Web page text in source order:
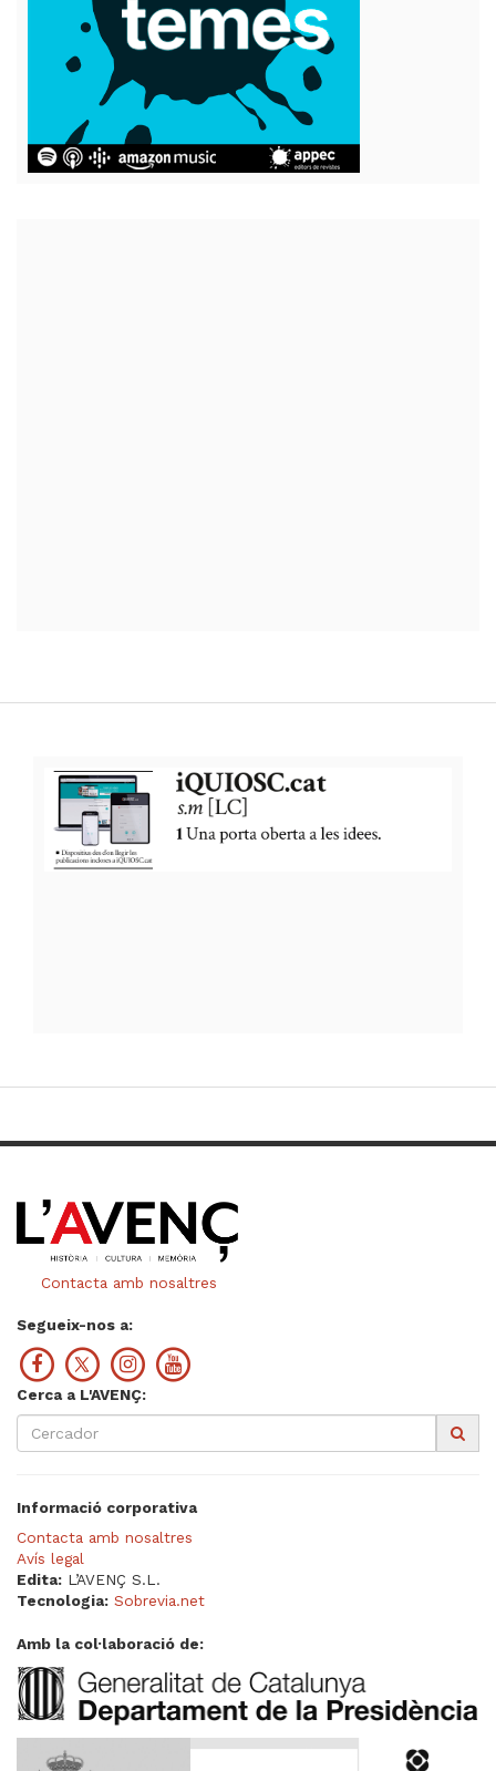
Contacta amb nosaltres
Segueix-nos a:
Cerca a L'AVENÇ:
Informació corporativa
Contacta amb nosaltres
Avís legal
Edita: L’AVENÇ S.L.
Tecnologia: Sobrevia.net
Amb la col·laboració de: